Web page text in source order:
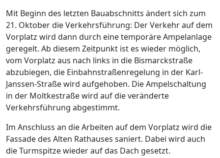
Mit Beginn des letzten Bauabschnitts ändert sich zum
21. Oktober die Verkehrsführung: Der Verkehr auf dem
Vorplatz wird dann durch eine temporäre Ampelanlage
geregelt. Ab diesem Zeitpunkt ist es wieder möglich,
vom Vorplatz aus nach links in die Bismarckstraße
abzubiegen, die Einbahnstraßenregelung in der Karl-
Janssen-Straße wird aufgehoben. Die Ampelschaltung
in der Moltkestraße wird auf die veränderte
Verkehrsführung abgestimmt.
Im Anschluss an die Arbeiten auf dem Vorplatz wird die
Fassade des Alten Rathauses saniert. Dabei wird auch
die Turmspitze wieder auf das Dach gesetzt.